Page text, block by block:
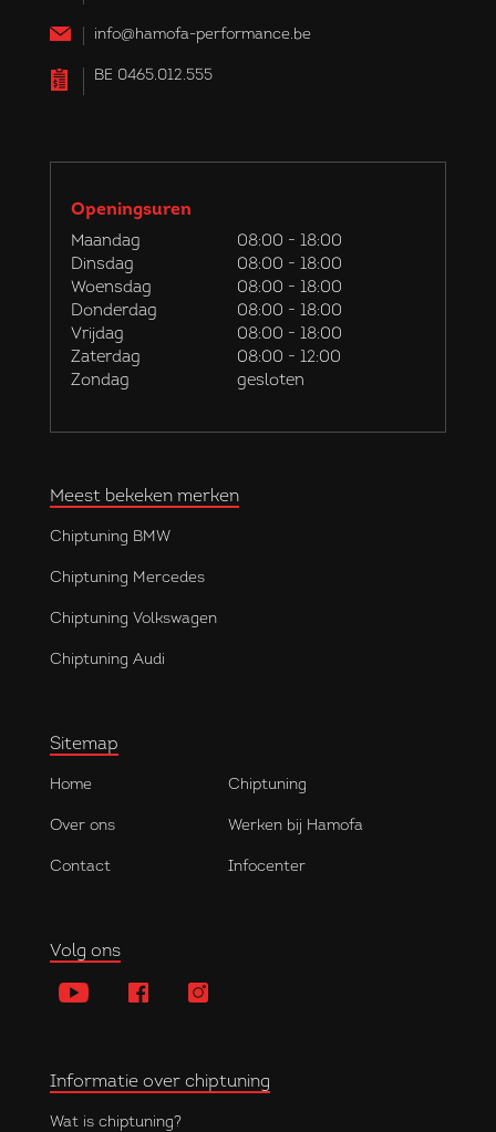
info@hamofa-performance.be
BE 0465.012.555
Openingsuren
Maandag
08:00 - 18:00
Dinsdag
08:00 - 18:00
Woensdag
08:00 - 18:00
Donderdag
08:00 - 18:00
Vrijdag
08:00 - 18:00
Zaterdag
08:00 - 12:00
Zondag
gesloten
Meest bekeken merken
Chiptuning BMW
Chiptuning Mercedes
Chiptuning Volkswagen
Chiptuning Audi
Sitemap
Home Chiptuning
Over ons Werken bij Hamofa
Contact Infocenter
Volg ons
Informatie over chiptuning
Wat is chiptuning?